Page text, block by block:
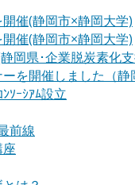
催(静岡市×静岡大学)
催(静岡市×静岡大学)
岡県･企業脱炭素化
を開催しました（静
ｿｰｼｱﾑ設立
前線